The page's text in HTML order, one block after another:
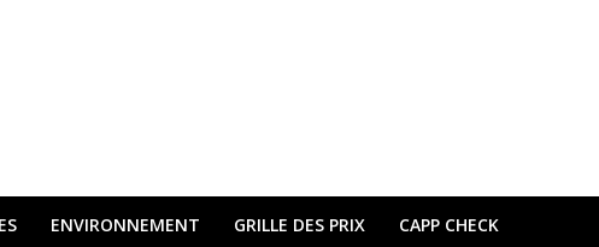
ENVIRONNEMENT GRILLE DES PRIX CAPP CHECK